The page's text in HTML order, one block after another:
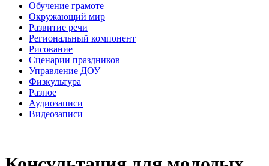
Обучение грамоте
Окружающий мир
Развитие речи
Региональный компонент
Рисование
Сценарии праздников
Управление ДОУ
Физкультура
Разное
Аудиозаписи
Видеозаписи